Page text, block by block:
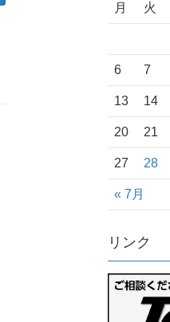
月 火
« 7月
6 7
13 14
20 21
27 28
リンク